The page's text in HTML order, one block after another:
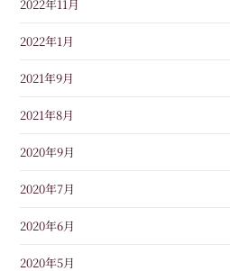
2022年11月
2022年1月
2021年9月
2021年8月
2020年9月
2020年7月
2020年6月
2020年5月